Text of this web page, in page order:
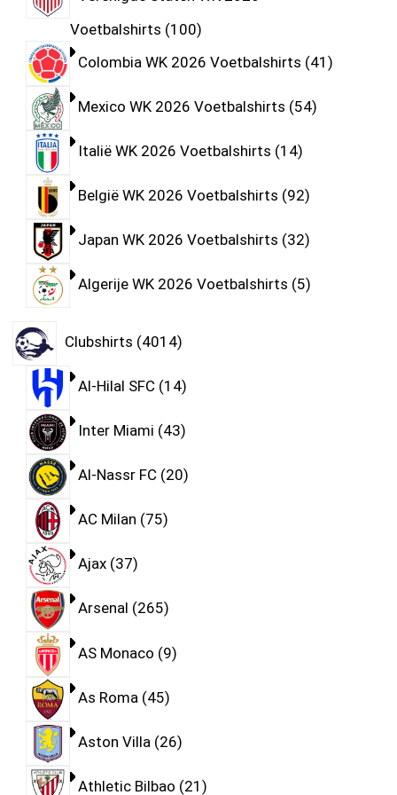
Voetbalshirts 100
Colombia WK 2026 Voetbalshirts 41
Mexico WK 2026 Voetbalshirts 54
Italië WK 2026 Voetbalshirts 14
België WK 2026 Voetbalshirts 92
Japan WK 2026 Voetbalshirts 32
Algerije WK 2026 Voetbalshirts 5
Clubshirts 4014
Al-Hilal SFC 14
Inter Miami 43
Al-Nassr FC 20
AC Milan 75
Ajax 37
Arsenal 265
AS Monaco 9
As Roma 45
Aston Villa 26
Athletic Bilbao 21